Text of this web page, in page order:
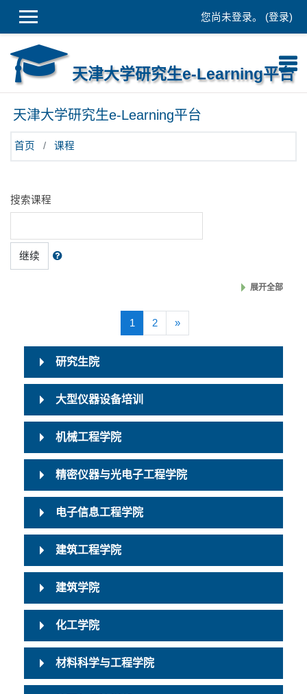
您尚未登录。 (登录)
天津大学研究生e-Learning平台
天津大学研究生e-Learning平台
首页 课程
搜索课程
继续
展开全部
1(当前)
2 »下一页
研究生院
大型仪器设备培训
机械工程学院
精密仪器与光电子工程学院
电子信息工程学院
建筑工程学院
建筑学院
化工学院
材料科学与工程学院